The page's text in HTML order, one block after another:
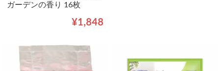
ガーデンの香り 16枚
¥1,848